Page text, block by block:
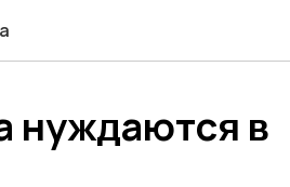
нуждаются в